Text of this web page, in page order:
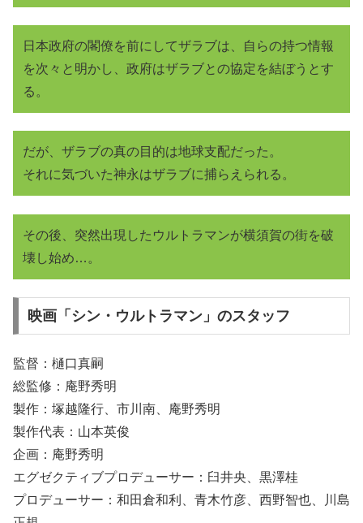
日本政府の閣僚を前にしてザラブは、自らの持つ情報
を次々と明かし、政府はザラブとの協定を結ぼうとす
る。
だが、ザラブの真の目的は地球支配だった。
それに気づいた神永はザラブに捕らえられる。
その後、突然出現したウルトラマンが横須賀の街を破
壊し始め…。
映画「シン・ウルトラマン」のスタッフ
監督：樋口真嗣
総監修：庵野秀明
製作：塚越隆行、市川南、庵野秀明
製作代表：山本英俊
企画：庵野秀明
エグゼクティブプロデューサー：臼井央、黒澤桂
プロデューサー：和田倉和利、青木竹彦、西野智也、川島